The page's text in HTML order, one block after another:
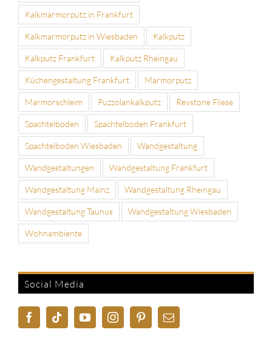
Kalkmarmorputz in Frankfurt
Kalkmarmorputz in Wiesbaden Kalkputz
Kalkputz Frankfurt Kalkputz Rheingau
Küchengestaltung Frankfurt Marmorputz
Marmorschleim Puzzolankalkputz Revstone Fliese
Spachtelboden Spachtelboden Frankfurt
Spachtelboden Wiesbaden Wandgestaltung
Wandgestaltungen Wandgestaltung Frankfurt
Wandgestaltung Mainz Wandgestaltung Rheingau
Wandgestaltung Taunus Wandgestaltung Wiesbaden
Wohnambiente
Social Media